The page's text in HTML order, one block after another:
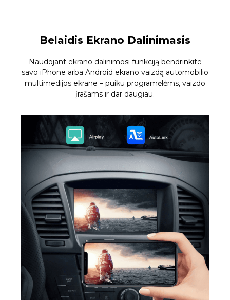
Belaidis Ekrano Dalinimasis
Naudojant ekrano dalinimosi funkciją bendrinkite
savo iPhone arba Android ekrano vaizdą automobilio
multimedijos ekrane – puiku programėlėms, vaizdo
įrašams ir dar daugiau.